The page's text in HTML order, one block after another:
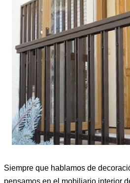
Siempre que hablamos de
pensamos en el mobiliario interior